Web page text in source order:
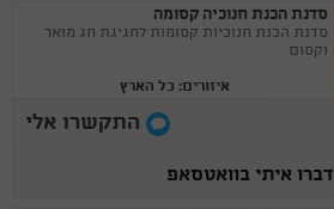
סדנת הכנת חנוכיה קסומה
סדנת הכנת חנוכיות קסומות לחגיגת חג מואר
וקסום
איזורים: כל הארץ
התקשרו אלי
דברו איתי בוואטסאפ